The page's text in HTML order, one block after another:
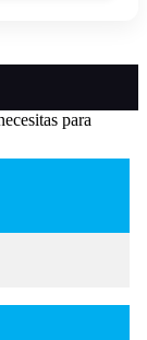
para